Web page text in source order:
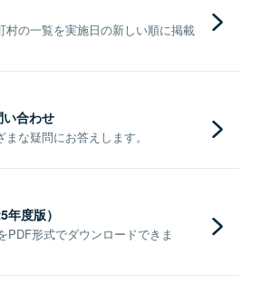
村の一覧を実施日の新しい順に掲載
合わせ
な疑問にお答えします。
度版）
PDF形式でダウンロードできま